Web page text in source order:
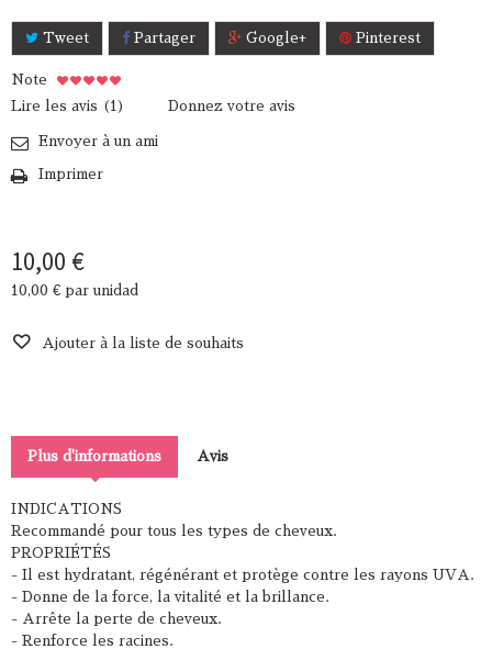
Tweet Partager Google+ Pinterest
Note
Lire les avis (1 ) Donnez votre avis
Envoyer à un ami
Imprimer
10,00 €
10,00 € par unidad
Ajouter à la liste de souhaits
Plus d'informations Avis
INDICATIONS
Recommandé pour tous les types de cheveux.
PROPRIÉTÉS
- Il est hydratant, régénérant et protège contre les rayons UVA.
- Donne de la force, la vitalité et la brillance.
- Arrête la perte de cheveux.
- Renforce les racines.